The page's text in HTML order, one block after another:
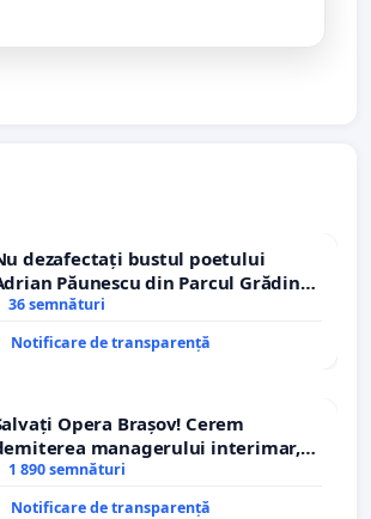
dezafectați bustul poetului
Păunescu din Parcul Grădina
Icoanei! Stop cenzurii culturale!
36 semnături
Notificare de transparență
Opera Brașov! Cerem
managerului interimar,
Petrean Lucian-Marius!
1 890 semnături
Notificare de transparență